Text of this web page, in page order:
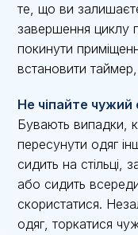
те, що ви
завершення циклу
покинути
встановити
Не чіпайте чужий
Бувають випадки,
пересунути одяг
сидить на стільці,
або сидить
скористатися.
одяг, торкатися